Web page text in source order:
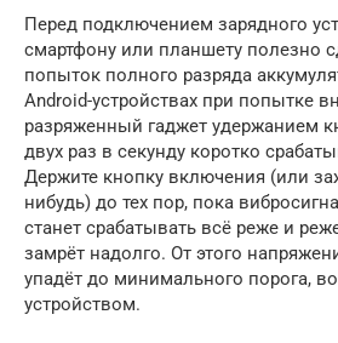
Перед подключением зарядного
смартфону или планшету полезно
попыток полного разряда
Android-устройствах при попытке
разряженный гаджет удержанием
двух раз в секунду коротко
Держите кнопку включения (или
нибудь) до тех пор, пока
станет срабатывать всё реже и
замрёт надолго. От этого
упадёт до минимального порога,
устройством.